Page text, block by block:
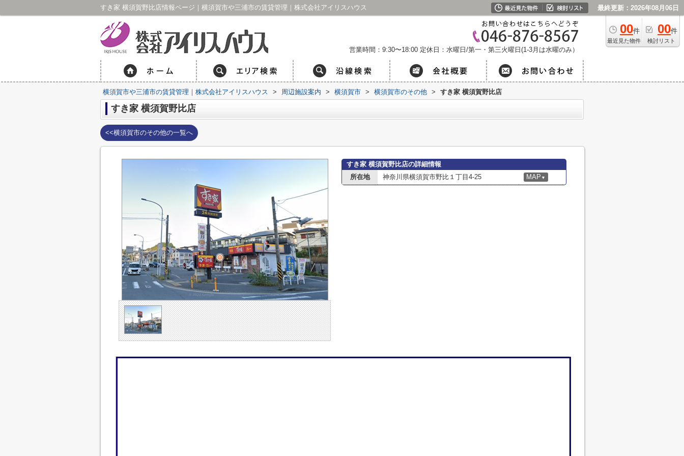
すき家 横須賀野比店情報ページ｜横須賀市や三浦市の賃貸管理｜株式会社アイリスハウス 最終更新：2026年08月06日
00件
最近見た物件
00件
検討リスト
営業時間：9:30〜18:00 定休日：水曜日/第一・第三火曜日(1-3月は水曜のみ）
横須賀市や三浦市の賃貸管理｜株式会社アイリスハウス > 周辺施設案内 > 横須賀市 > 横須賀市のその他 > すき家 横須賀野比店
すき家 横須賀野比店
<<横須賀市のその他の一覧へ
すき家 横須賀野比店の詳細情報
所在地
神奈川県横須賀市野比１丁目4-25 MAP ▼